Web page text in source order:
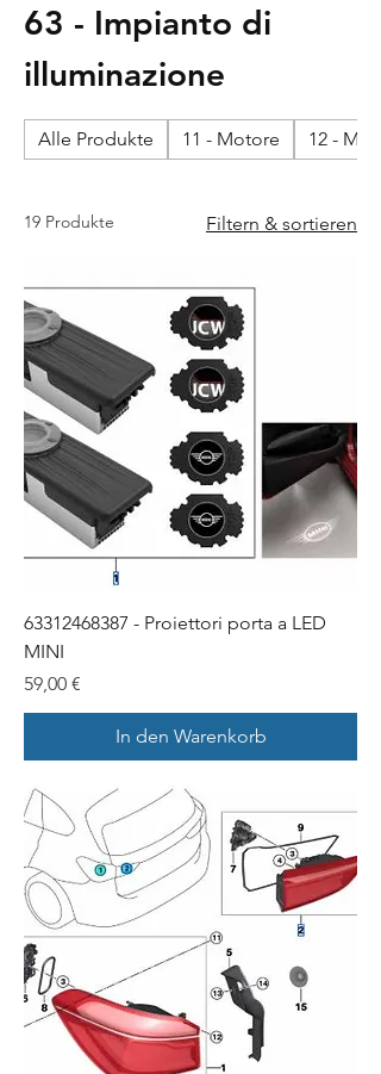
63 - Impianto di
illuminazione
Alle Produkte 11 - Motore 12 -
19 Produkte Filtern & sortieren
63312468387 - Proiettori porta a LED
MINI
Preis
59,00 €
In den Warenkorb